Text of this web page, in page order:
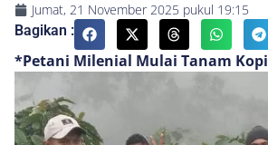
Jumat, 21 November 2025 pukul 19:15
Bagikan :
*Petani Milenial Mulai Tanam Kopi